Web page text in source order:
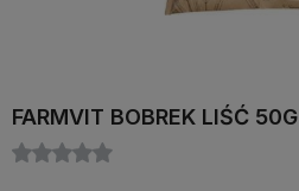
FARMVIT BOBREK LIŚĆ 50G